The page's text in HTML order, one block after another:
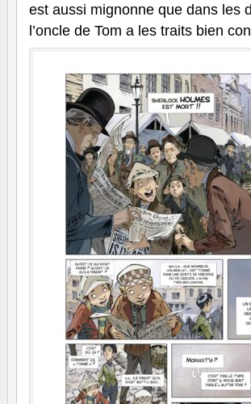
est aussi mignonne que dans les
l’oncle de Tom a les traits bien